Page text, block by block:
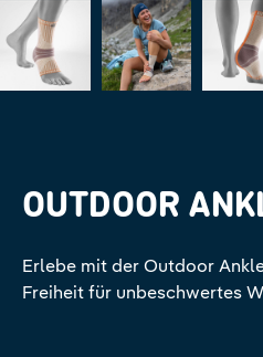
OUTDOOR
Erlebe mit der Outdoor
Freiheit für unbeschwertes